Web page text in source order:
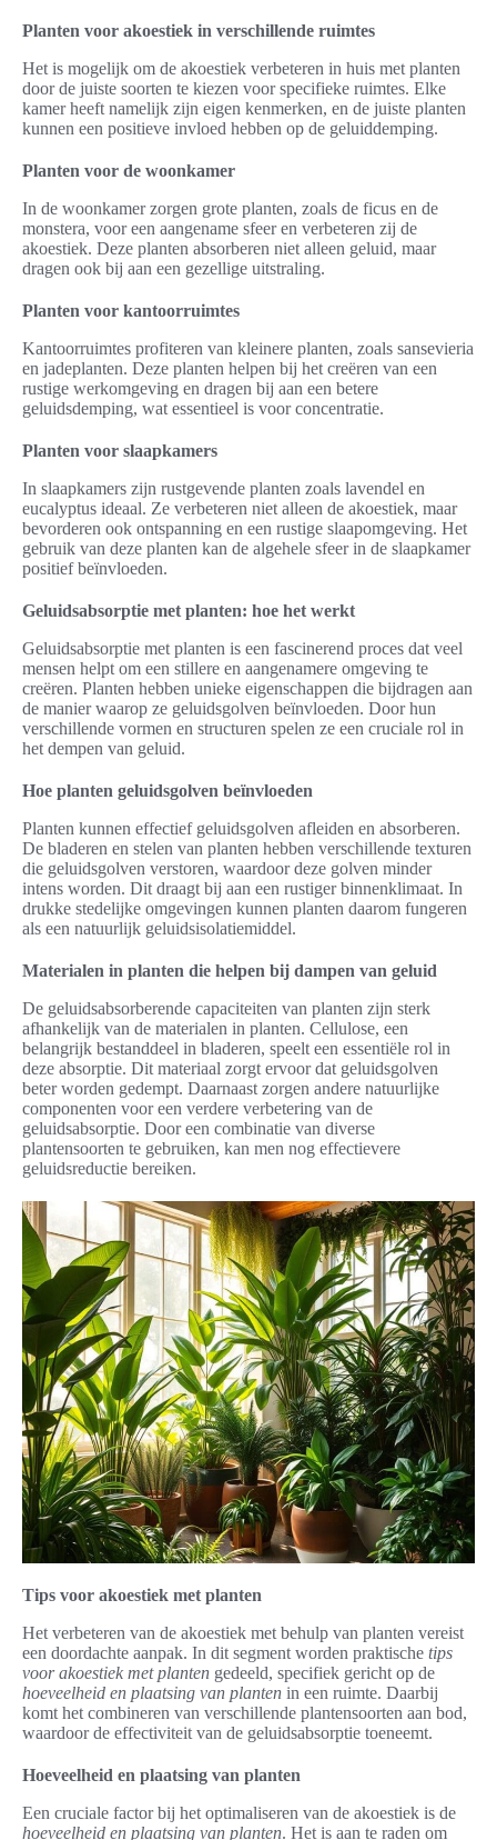
Planten voor akoestiek in verschillende ruimtes
Het is mogelijk om de akoestiek verbeteren in huis met planten
door de juiste soorten te kiezen voor specifieke ruimtes. Elke
kamer heeft namelijk zijn eigen kenmerken, en de juiste planten
kunnen een positieve invloed hebben op de geluiddemping.
Planten voor de woonkamer
In de woonkamer zorgen grote planten, zoals de ficus en de
monstera, voor een aangename sfeer en verbeteren zij de
akoestiek. Deze planten absorberen niet alleen geluid, maar
dragen ook bij aan een gezellige uitstraling.
Planten voor kantoorruimtes
Kantoorruimtes profiteren van kleinere planten, zoals sansevieria
en jadeplanten. Deze planten helpen bij het creëren van een
rustige werkomgeving en dragen bij aan een betere
geluidsdemping, wat essentieel is voor concentratie.
Planten voor slaapkamers
In slaapkamers zijn rustgevende planten zoals lavendel en
eucalyptus ideaal. Ze verbeteren niet alleen de akoestiek, maar
bevorderen ook ontspanning en een rustige slaapomgeving. Het
gebruik van deze planten kan de algehele sfeer in de slaapkamer
positief beïnvloeden.
Geluidsabsorptie met planten: hoe het werkt
Geluidsabsorptie met planten is een fascinerend proces dat veel
mensen helpt om een stillere en aangenamere omgeving te
creëren. Planten hebben unieke eigenschappen die bijdragen aan
de manier waarop ze geluidsgolven beïnvloeden. Door hun
verschillende vormen en structuren spelen ze een cruciale rol in
het dempen van geluid.
Hoe planten geluidsgolven beïnvloeden
Planten kunnen effectief geluidsgolven afleiden en absorberen.
De bladeren en stelen van planten hebben verschillende texturen
die geluidsgolven verstoren, waardoor deze golven minder
intens worden. Dit draagt bij aan een rustiger binnenklimaat. In
drukke stedelijke omgevingen kunnen planten daarom fungeren
als een natuurlijk geluidsisolatiemiddel.
Materialen in planten die helpen bij dampen van geluid
De geluidsabsorberende capaciteiten van planten zijn sterk
afhankelijk van de materialen in planten. Cellulose, een
belangrijk bestanddeel in bladeren, speelt een essentiële rol in
deze absorptie. Dit materiaal zorgt ervoor dat geluidsgolven
beter worden gedempt. Daarnaast zorgen andere natuurlijke
componenten voor een verdere verbetering van de
geluidsabsorptie. Door een combinatie van diverse
plantensoorten te gebruiken, kan men nog effectievere
geluidsreductie bereiken.
Tips voor akoestiek met planten
Het verbeteren van de akoestiek met behulp van planten vereist
een doordachte aanpak. In dit segment worden praktische tips
voor akoestiek met planten gedeeld, specifiek gericht op de
hoeveelheid en plaatsing van planten in een ruimte. Daarbij
komt het combineren van verschillende plantensoorten aan bod,
waardoor de effectiviteit van de geluidsabsorptie toeneemt.
Hoeveelheid en plaatsing van planten
Een cruciale factor bij het optimaliseren van de akoestiek is de
hoeveelheid en plaatsing van planten. Het is aan te raden om